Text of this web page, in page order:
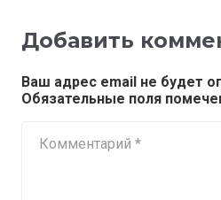
Добавить
Ваш адрес email не будет
Обязательные поля